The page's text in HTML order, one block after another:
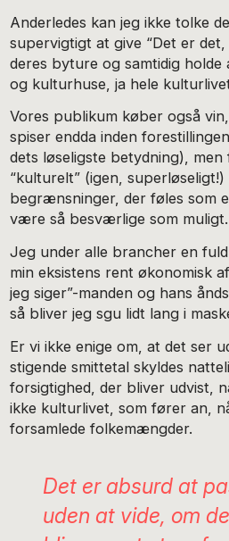
Anderledes kan jeg ikke tolke
supervigtigt at give “Det er det,
deres byture og samtidig holde
og kulturhuse, ja hele
Vores publikum køber også
spiser endda inden
dets løseligste betydning),
“kulturelt” (igen,
begrænsninger, der føles som
være så besværlige som muligt.
Jeg under alle brancher en
min eksistens rent økonomisk
jeg siger”-manden og hans
så bliver jeg sgu lidt lang i
Er vi ikke enige om, at det ser
stigende smittetal skyldes
forsigtighed, der bliver udvist,
ikke kulturlivet, som fører an,
forsamlede folkemængder.
Det er absurd at
uden at vide, om